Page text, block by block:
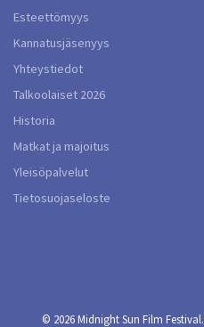
Esteettömyys
Kannatusjäsenyys
Yhteystiedot
Talkoolaiset 2026
Historia
Matkat ja majoitus
Yleisöpalvelut
Tietosuojaseloste
© 2026Midnight Sun Film Festival.